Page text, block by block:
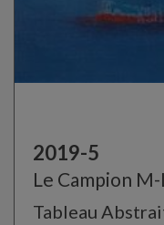
2019-5
Le Campion
Tableau